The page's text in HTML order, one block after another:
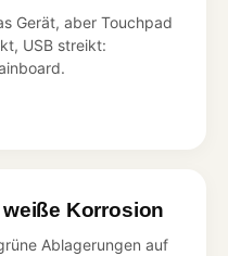
Gerät, aber Touchpad
USB streikt:
Korrosion
Ablagerungen auf